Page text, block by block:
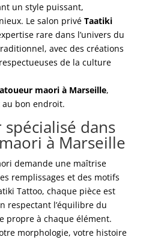
un style puissant,
Le salon privé Taatiki
rare dans l’univers du
avec des créations
de la culture
maori à Marseille,
au bon endroit.
dans
à Marseille
demande une maîtrise
remplissages et des motifs
Tattoo, chaque pièce est
respectant l’équilibre du
propre à chaque élément.
morphologie, votre histoire